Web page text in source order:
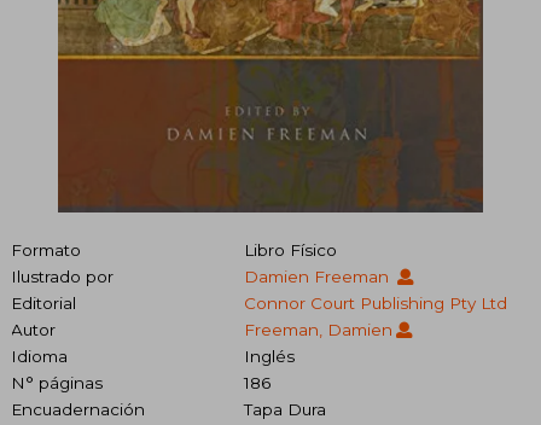
Formato
Libro Físico
Ilustrado por
Damien Freeman
Editorial
Connor Court Publishing Pty Ltd
Autor
Freeman, Damien
Idioma
Inglés
N° páginas
186
Encuadernación
Tapa Dura